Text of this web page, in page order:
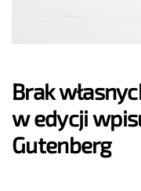
Brak
w edycji
Gutenberg